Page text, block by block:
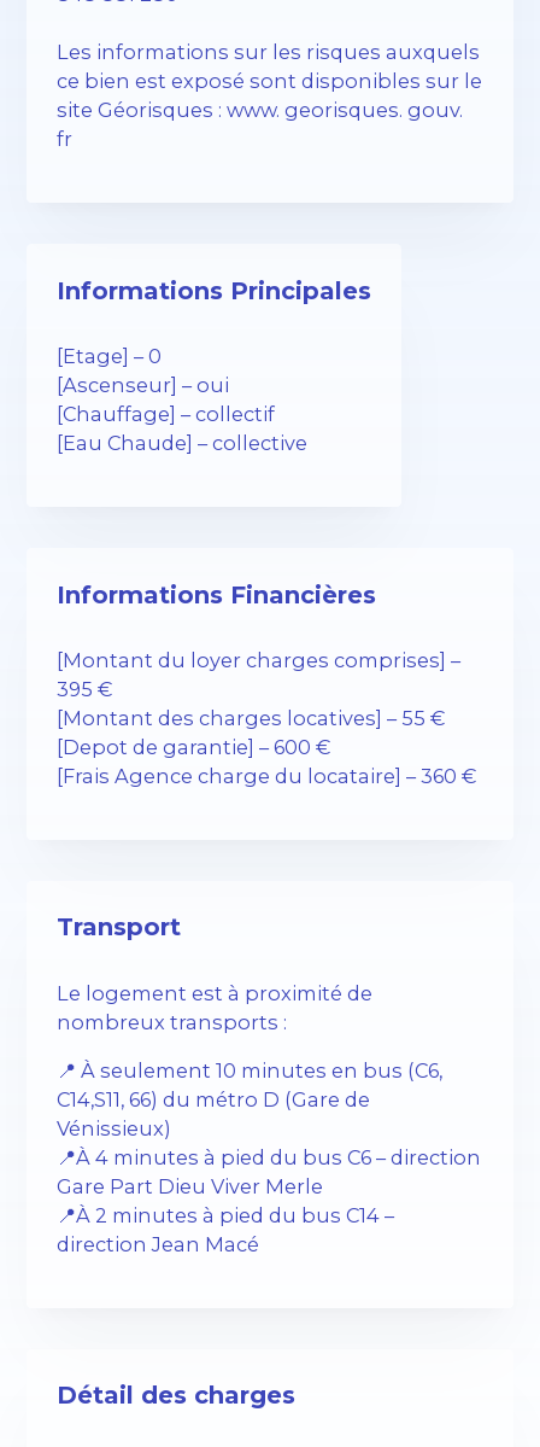
Les informations sur les risques auxquels
ce bien est exposé sont disponibles sur le
site Géorisques : www. georisques. gouv.
fr
Informations Principales
[Etage] – 0
[Ascenseur] – oui
[Chauffage] – collectif
[Eau Chaude] – collective
Informations Financières
[Montant du loyer charges comprises] –
395 €
[Montant des charges locatives] – 55 €
[Depot de garantie] – 600 €
[Frais Agence charge du locataire] – 360 €
Transport
Le logement est à proximité de
nombreux transports :
📍 À seulement 10 minutes en bus (C6,
C14,S11, 66) du métro D (Gare de
Vénissieux)
📍À 4 minutes à pied du bus C6 – direction
Gare Part Dieu Viver Merle
📍À 2 minutes à pied du bus C14 –
direction Jean Macé
Détail des charges